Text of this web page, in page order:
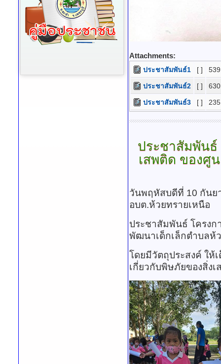
Attachments:
ประชาสัมพันธ์1
ประชาสัมพันธ์2
ประชาสัมพันธ์3 [ ]
ประชาสัมพันธ์
เสพติด ของ
วันพฤหัสบดีที่ 10 กันย
อบต.ห้วยทรายเหนือ
ประชาสัมพันธ์ โครงก
พัฒนาเด็กเล็กตำบลห้
โดยมีวัตถุประสงค์ ให้
เกี่ยวกับพิษภัยของสิ่งเ